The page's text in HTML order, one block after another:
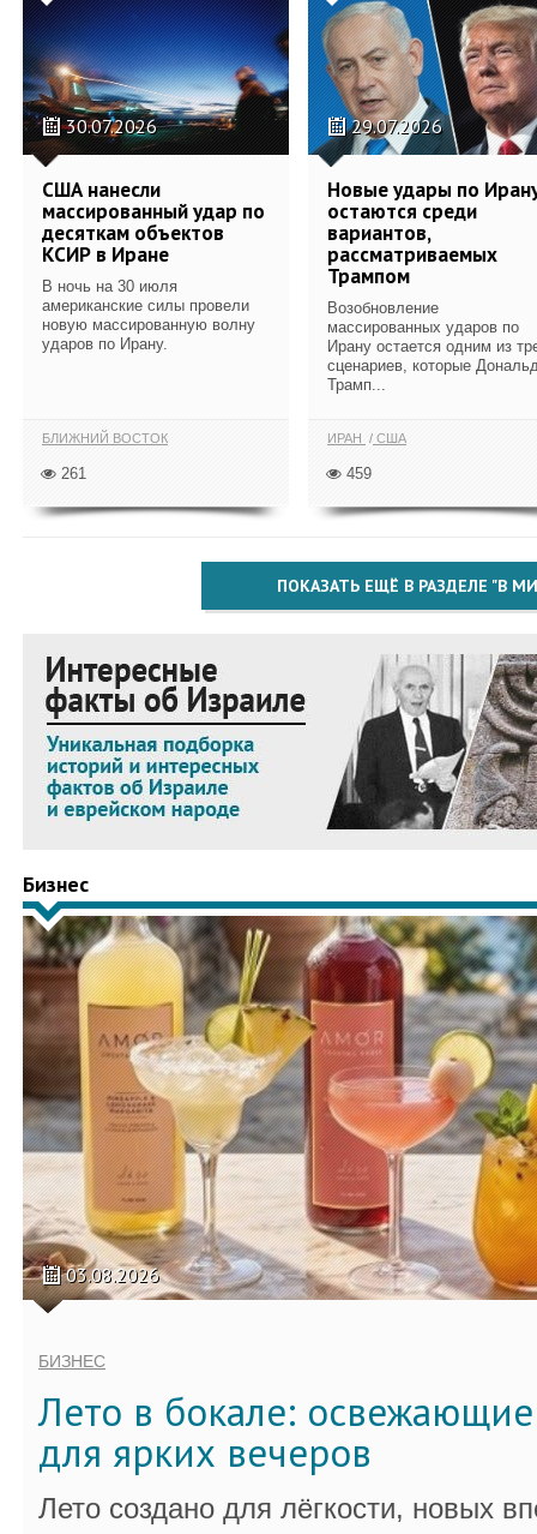
30.07.2026
США нанесли
массированный удар по
десяткам объектов
КСИР в Иране
В ночь на 30 июля
американские силы провели
новую массированную волну
ударов по Ирану.
БЛИЖНИЙ ВОСТОК
261
29.07.2026
Новые удары по
остаются среди
вариантов,
рассматриваемых
Трампом
Возобновление
массированных ударов по
Ирану остается одним из
сценариев, которые
Трамп...
ИРАН США
459
ПОКАЗАТЬ ЕЩЁ В РАЗДЕЛЕ "В
Бизнес
03.08.2026
БИЗНЕС
Лето в бокале:
для ярких вечеров
Лето создано для лёгкости, новых